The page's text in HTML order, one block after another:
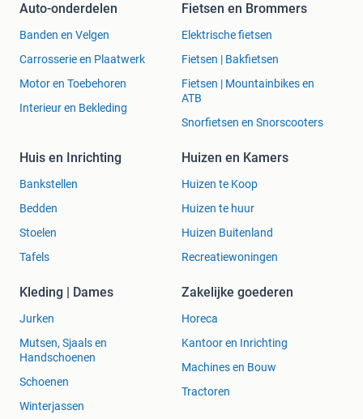
Auto-onderdelen
Banden en Velgen
Carrosserie en Plaatwerk
Motor en Toebehoren
Interieur en Bekleding
Fietsen en Brommers
Elektrische fietsen
Fietsen | Bakfietsen
Fietsen | Mountainbikes en
ATB
Snorfietsen en Snorscooters
Huis en Inrichting
Bankstellen
Bedden
Stoelen
Tafels
Huizen en Kamers
Huizen te Koop
Huizen te huur
Huizen Buitenland
Recreatiewoningen
Kleding | Dames
Jurken
Mutsen, Sjaals en
Handschoenen
Schoenen
Winterjassen
Zakelijke goederen
Horeca
Kantoor en Inrichting
Machines en Bouw
Tractoren